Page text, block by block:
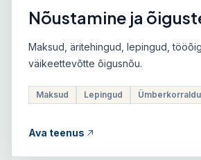
Nõustamine ja
Maksud, äritehingud, lepingud,
väikeettevõtte õigusnõu.
Maksud Lepingud
Ava teenus